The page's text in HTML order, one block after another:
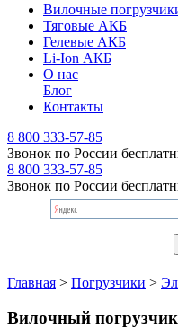
Вилочные
Тяговые АКБ
Гелевые АКБ
Li-Ion АКБ
О нас
Блог
Контакты
8 800 333-57-85
Звонок по России
8 800 333-57-85
Звонок по России
Главная > Погрузчики >
Вилочный